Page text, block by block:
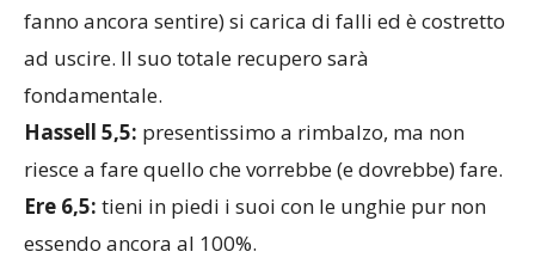
fanno ancora sentire) si carica di falli ed è costretto
ad uscire. Il suo totale recupero sarà
fondamentale.
Hassell 5,5: presentissimo a rimbalzo, ma non
riesce a fare quello che vorrebbe (e dovrebbe) fare.
Ere 6,5: tieni in piedi i suoi con le unghie pur non
essendo ancora al 100%.